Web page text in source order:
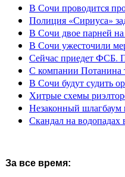
В Сочи проводится
Полиция «Сириуса»
В Сочи двое парней
В Сочи ужесточили
Сейчас приедет ФСБ.
С компании Потанина
В Сочи будут судить
Хитрые схемы
Незаконный
Скандал на
За все время: